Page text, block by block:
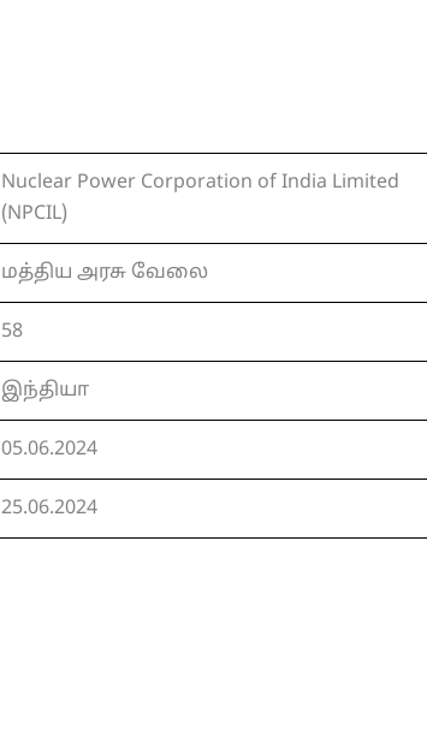
Nuclear Power Corporation of India Limited
(NPCIL)
மத்திய அரசு வேலை
58
இந்தியா
05.06.2024
25.06.2024